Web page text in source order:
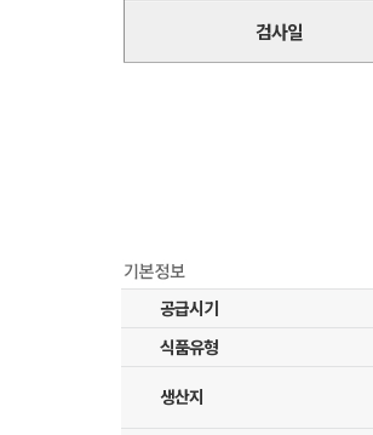
검사일
공급시기
식품유형
생산지